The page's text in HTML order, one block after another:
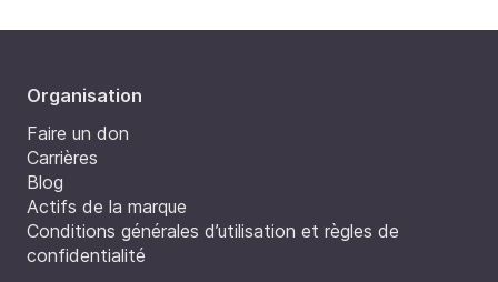
Organisation
Faire un don
Carrières
Blog
Actifs de la marque
Conditions générales d’utilisation et règles de
confidentialité